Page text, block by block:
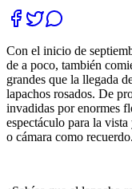
Con el inicio de
de a poco, también
grandes que la llegada
lapachos rosados. De
invadidas por enormes
espectáculo para la
o cámara como recuerdo.